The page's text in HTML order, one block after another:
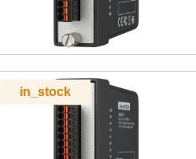
in_stock